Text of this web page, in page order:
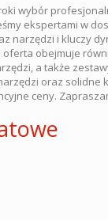
wybór
ekspertami w
narzędzi i kluczy
obejmuje
a także
oraz solidne
ceny.